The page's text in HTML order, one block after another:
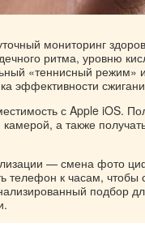
мониторинг
ритма, уровню
«теннисный режим»
эффективности
с Apple iOS.
а также
— смена фото
телефон к часам, чтобы
подбор